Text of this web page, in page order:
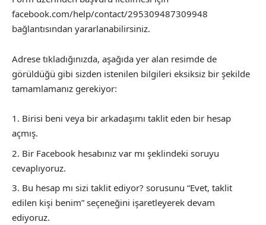
facebook.com/help/contact/295309487309948
bağlantısından yararlanabilirsiniz.
Adrese tıkladığınızda, aşağıda yer alan resimde de
görüldüğü gibi sizden istenilen bilgileri eksiksiz bir şekilde
tamamlamanız gerekiyor:
Birisi beni veya bir arkadaşımı taklit eden bir hesap
açmış.
Bir Facebook hesabınız var mı şeklindeki soruyu
cevaplıyoruz.
Bu hesap mı sizi taklit ediyor? sorusunu “Evet, taklit
edilen kişi benim” seçeneğini işaretleyerek devam
ediyoruz.